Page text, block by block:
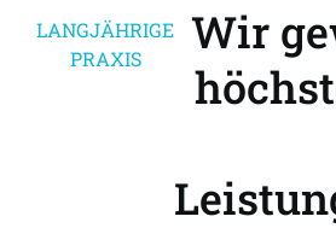
LANGJÄHRIGE
PRAXIS
Wir